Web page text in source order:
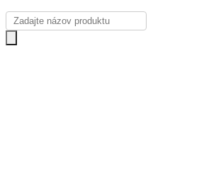
Products
search